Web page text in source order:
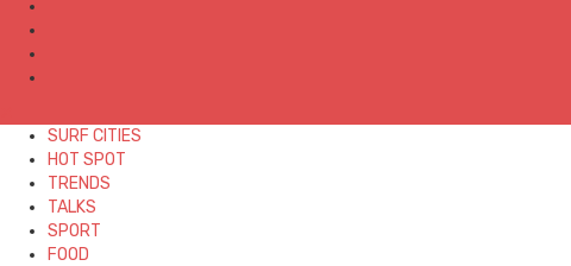
SURF CITIES
HOT SPOT
TRENDS
TALKS
SPORT
FOOD